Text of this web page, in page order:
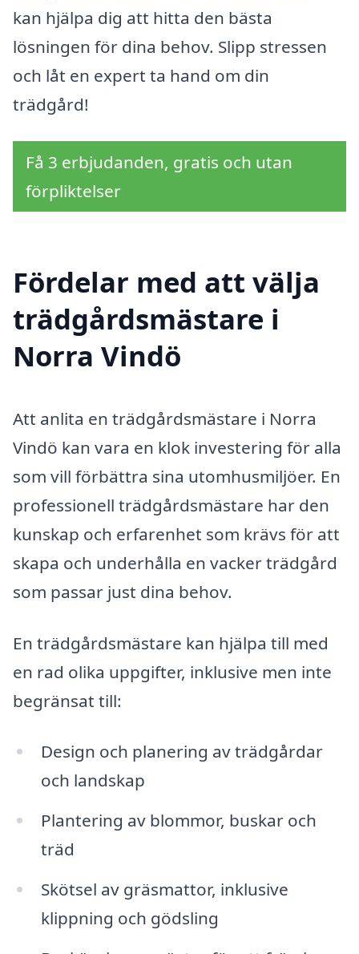
kan hjälpa dig att hitta den bästa
lösningen för dina behov. Slipp stressen
och låt en expert ta hand om din
trädgård!
Få 3 erbjudanden, gratis och utan
förpliktelser
Fördelar med att välja
trädgårdsmästare i
Norra Vindö
Att anlita en trädgårdsmästare i Norra
Vindö kan vara en klok investering för alla
som vill förbättra sina utomhusmiljöer. En
professionell trädgårdsmästare har den
kunskap och erfarenhet som krävs för att
skapa och underhålla en vacker trädgård
som passar just dina behov.
En trädgårdsmästare kan hjälpa till med
en rad olika uppgifter, inklusive men inte
begränsat till:
Design och planering av trädgårdar
och landskap
Plantering av blommor, buskar och
träd
Skötsel av gräsmattor, inklusive
klippning och gödsling